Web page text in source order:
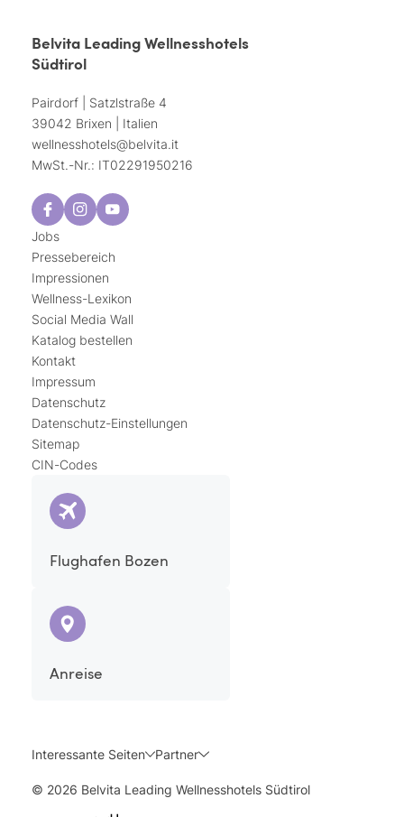
Belvita Leading Wellnesshotels
Südtirol
Pairdorf | Satzlstraße 4
39042 Brixen | Italien
wellnesshotels@belvita.it
MwSt.-Nr.: IT02291950216
Jobs
Pressebereich
Impressionen
Wellness-Lexikon
Social Media Wall
Katalog bestellen
Kontakt
Impressum
Datenschutz
Datenschutz-Einstellungen
Sitemap
CIN-Codes
Flughafen Bozen
Anreise
Interessante Seiten Partner
© 2026 Belvita Leading Wellnesshotels Südtirol